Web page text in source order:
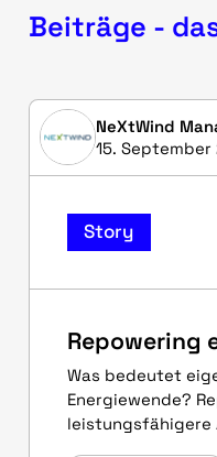
Beiträge -
NeXtWind
15. September
Story
Repowering
Was bedeutet
Energiewende?
leistungsfähigere